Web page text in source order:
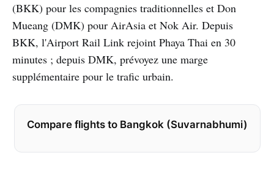
(BKK) pour les compagnies traditionnelles et Don
Mueang (DMK) pour AirAsia et Nok Air. Depuis
BKK, l'Airport Rail Link rejoint Phaya Thai en 30
minutes ; depuis DMK, prévoyez une marge
supplémentaire pour le trafic urbain.
Compare flights to Bangkok (Suvarnabhumi)